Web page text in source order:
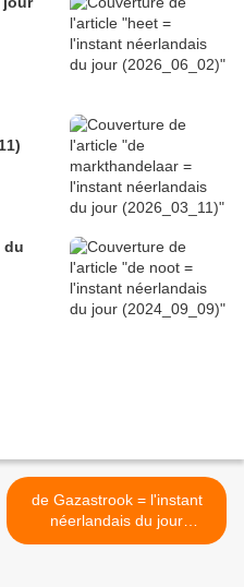
du
de Gazastrook = l'instant
néerlandais du jour
(2023_11_29) >